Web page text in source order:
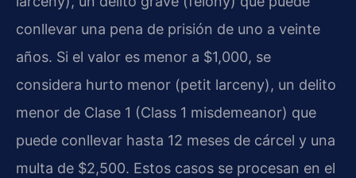
conllevar una pena de prisión de uno a veinte
años. Si el valor es menor a $1,000, se
considera hurto menor (petit larceny), un delito
menor de Clase 1 (Class 1 misdemeanor) que
puede conllevar hasta 12 meses de cárcel y una
multa de $2,500. Estos casos se procesan en el